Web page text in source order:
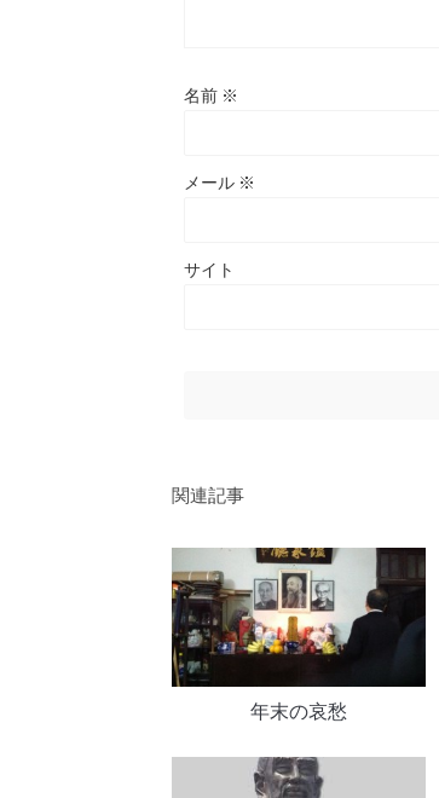
名前 ※
メール ※
サイト
関連記事
年末の哀愁